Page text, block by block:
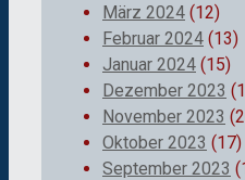
März 2024 (12)
Februar 2024 (13)
Januar 2024 (15)
Dezember 2023
November 2023
Oktober 2023 (17)
September 2023